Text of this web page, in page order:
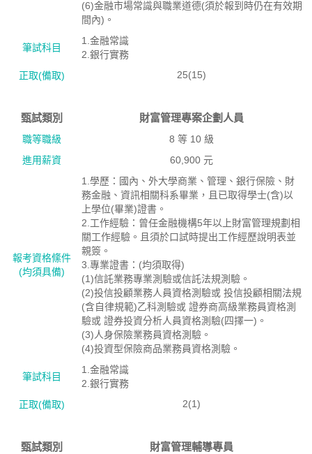
(6)金融市場常識與職業道德(須於報到時仍在有效期
間內)。
筆試科目
1.金融常識
2.銀行實務
正取(備取)
25(15)
甄試類別 財富管理專案企劃人員
職等職級
8 等 10 級
進用薪資
60,900 元
報考資格絛件
(均須具備)
1.學歷：國內、外大學商業、管理、銀行保險、財
務金融、資訊相關科系畢業，且已取得學士(含)以
上學位(畢業)證書。
2.工作經驗：曾任金融機構5年以上財富管理規劃相
關工作經驗。且須於口試時提出工作經歷說明表並
親簽。
3.專業證書：(均須取得)
(1)信託業務專業測驗或信託法規測驗。
(2)投信投顧業務人員資格測驗或 投信投顧相關法規
(含自律規範)乙科測驗或 證券商高級業務員資格測
驗或 證券投資分析人員資格測驗(四擇一)。
(3)人身保險業務員資格測驗。
(4)投資型保險商品業務員資格測驗。
筆試科目
1.金融常識
2.銀行實務
正取(備取)
2(1)
甄試類別 財富管理輔導專員